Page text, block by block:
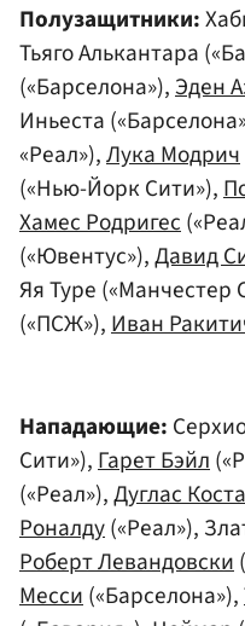
Полузащитники:
Тьяго Алькантара
(«Барселона»),Эден
Иньеста
«Реал»),Лука Модрич
(«Нью-Йорк Сити»),
Хамес Родригес
(«Ювентус»),Давид
Яя Туре («Манчестер
(«ПСЖ»),Иван
Нападающие:
Сити»),Гарет Бэйл
(«Реал»),Дуглас Коста
Роналду(«Реал»),
Роберт Левандовски
Месси(«Барселона»),